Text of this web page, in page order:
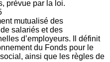
prévue par la loi.
mutualisé des
salariés et des
d’employeurs. Il définit
du Fonds pour le
ainsi que les règles de